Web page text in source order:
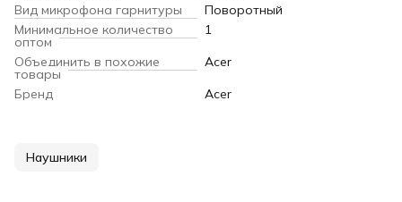
Вид микрофона гарнитуры
Поворотный
Минимальное количество
оптом
1
Объединить в похожие
товары
Acer
Бренд
Acer
Наушники